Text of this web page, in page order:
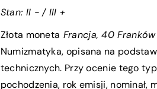
Stan: II - / III +
Złota moneta Francja, 40
Numizmatyka, opisana na
technicznych. Przy ocenie tego
pochodzenia, rok emisji, nominał,